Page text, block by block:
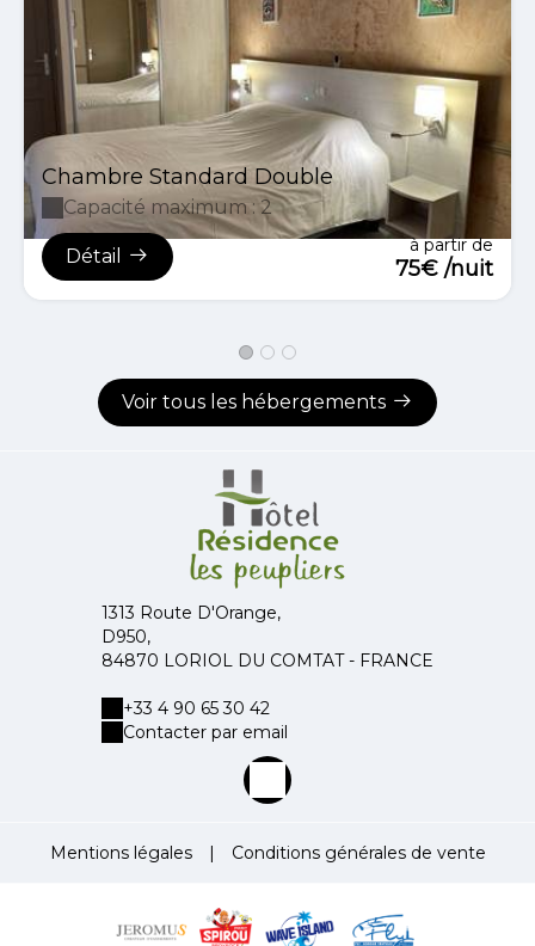
Chambre Standard Double
Capacité maximum : 2
Détail
à partir de
75€ /nuit
Voir tous les hébergements
1313 Route D'Orange,
D950,
84870 LORIOL DU COMTAT - FRANCE
+33 4 90 65 30 42
Contacter par email
Mentions légales | Conditions générales de vente